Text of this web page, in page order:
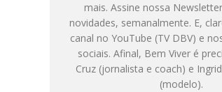
mais. Assine nossa
novidades, semanalmente. E,
canal no YouTube (TV DBV) e
sociais. Afinal, Bem Viver é
Cruz (jornalista e coach) e
(modelo).